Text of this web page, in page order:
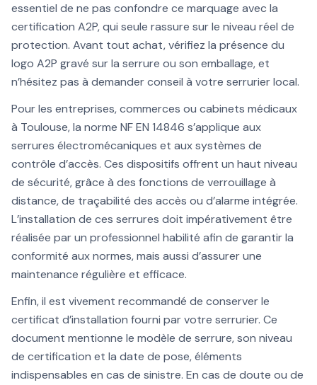
essentiel de ne pas confondre ce marquage avec la
certification A2P, qui seule rassure sur le niveau réel de
protection. Avant tout achat, vérifiez la présence du
logo A2P gravé sur la serrure ou son emballage, et
n’hésitez pas à demander conseil à votre serrurier local.
Pour les entreprises, commerces ou cabinets médicaux
à Toulouse, la norme NF EN 14846 s’applique aux
serrures électromécaniques et aux systèmes de
contrôle d’accès. Ces dispositifs offrent un haut niveau
de sécurité, grâce à des fonctions de verrouillage à
distance, de traçabilité des accès ou d’alarme intégrée.
L’installation de ces serrures doit impérativement être
réalisée par un professionnel habilité afin de garantir la
conformité aux normes, mais aussi d’assurer une
maintenance régulière et efficace.
Enfin, il est vivement recommandé de conserver le
certificat d’installation fourni par votre serrurier. Ce
document mentionne le modèle de serrure, son niveau
de certification et la date de pose, éléments
indispensables en cas de sinistre. En cas de doute ou de